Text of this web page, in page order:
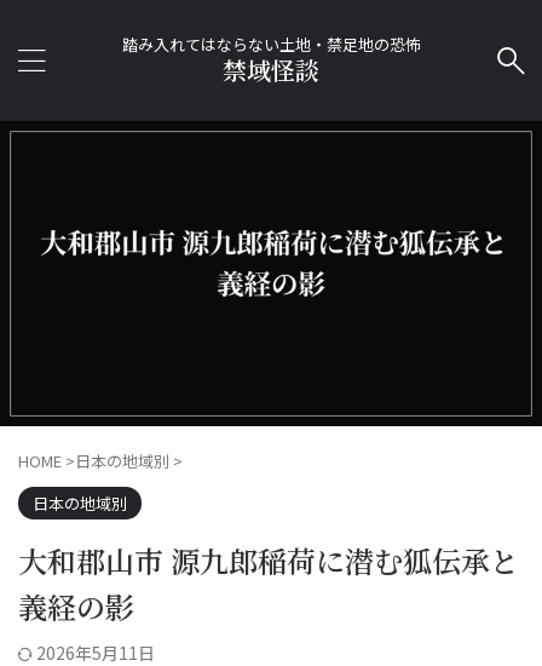
踏み入れてはならない土地・禁足地の恐怖
禁域怪談
HOME >日本の地域別 >
日本の地域別
大和郡山市 源九郎稲荷に潜む狐伝承と
義経の影
2026年5月11日